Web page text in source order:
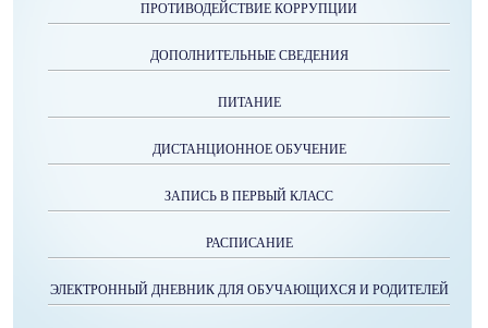
ПРОТИВОДЕЙСТВИЕ КОРРУПЦИИ
ДОПОЛНИТЕЛЬНЫЕ СВЕДЕНИЯ
ПИТАНИЕ
ДИСТАНЦИОННОЕ ОБУЧЕНИЕ
ЗАПИСЬ В ПЕРВЫЙ КЛАСС
РАСПИСАНИЕ
ЭЛЕКТРОННЫЙ ДНЕВНИК ДЛЯ ОБУЧАЮЩИХСЯ И РОДИТЕЛЕЙ